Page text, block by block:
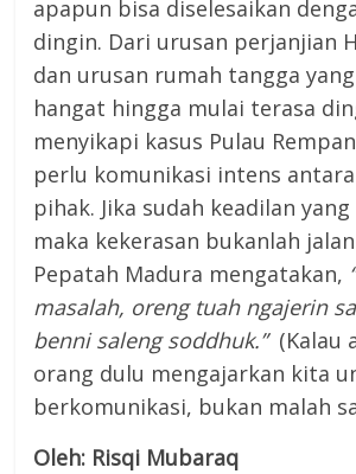
apapun bisa diselesaikan
dingin. Dari urusan perjanjian
dan urusan rumah tangga
hangat hingga mulai terasa
menyikapi kasus Pulau
perlu komunikasi intens
pihak. Jika sudah keadilan
maka kekerasan bukanlah
Pepatah Madura mengatakan,
masalah, oreng tuah ngajerin
benni saleng soddhuk.”(Kalau
orang dulu mengajarkan kita
berkomunikasi, bukan malah
Oleh: Risqi Mubaraq